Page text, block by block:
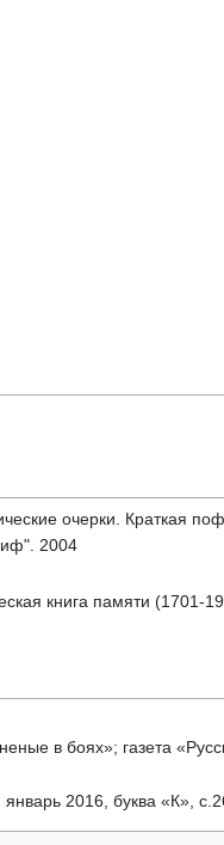
очерки. Краткая
2004
книга памяти (1701-
в боях»; газета
2016, буква «К»,